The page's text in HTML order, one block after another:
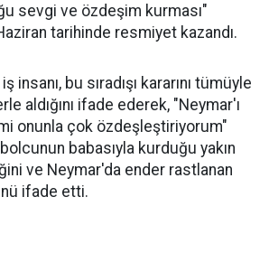
sevgi ve özdeşim kurması"
tarihinde resmiyet kazandı.
insanı, bu sıradışı kararını tümüyle
aldığını ifade ederek, "Neymar'ı
onunla çok özdeşleştiriyorum"
babasıyla kurduğu yakın
ve Neymar'da ender rastlanan
ifade etti.